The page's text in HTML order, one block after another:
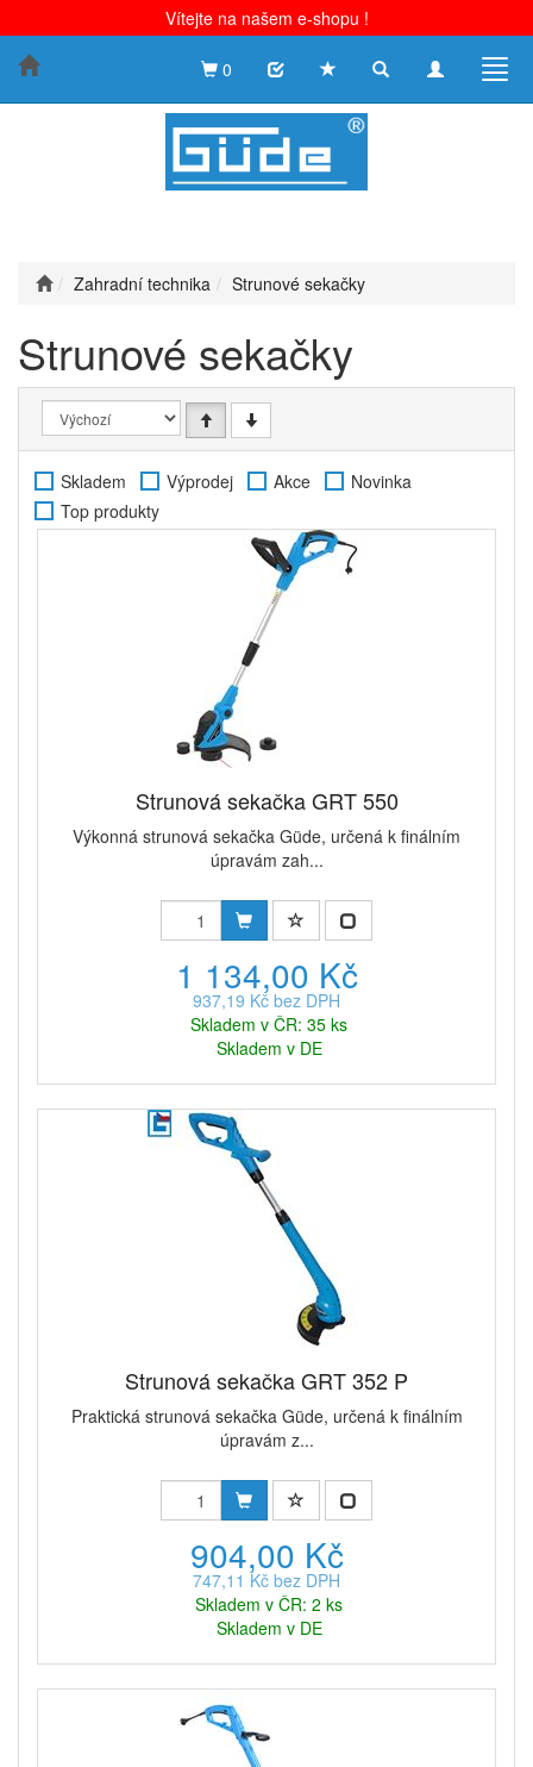
Vítejte na našem e-shopu !
Toggle
Toggle
0
Zahradní technika Strunové sekačky
Strunové sekačky
Skladem Výprodej Akce
Novinka
Top produkty
Strunová sekačka GRT 550
Výkonná strunová sekačka Güde, určená k finálním
úpravám zah...
1 134,00 Kč
937,19 Kč bez DPH
Skladem v ČR: 35 ks
Skladem v DE
Strunová sekačka GRT 352 P
Praktická strunová sekačka Güde, určená k finálním
úpravám z...
904,00 Kč
747,11 Kč bez DPH
Skladem v ČR: 2 ks
Skladem v DE